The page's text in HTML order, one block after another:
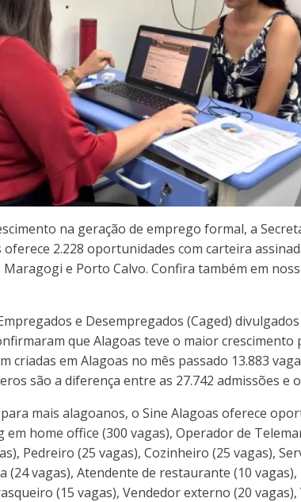
na geração de emprego formal, a
2.228 oportunidades com carteira
e Porto Calvo. Confira também em
e Desempregados (Caged)
que Alagoas teve o maior crescimento
criadas em Alagoas no mês passado 13.883
são a diferença entre as 27.742 admissões e
mais alagoanos, o Sine Alagoas oferece
home office (300 vagas), Operador de
Pedreiro (25 vagas), Cozinheiro (25 vagas),
vagas), Atendente de restaurante (10
(15 vagas), Vendedor externo (20